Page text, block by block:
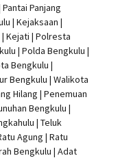
Panjang
| Kejaksaan |
| Kejati |Polresta
| Polda Bengkulu |
Bengkulu |
Bengkulu | Walikota
Hilang |Penemuan
Bengkulu |
| Teluk
Agung | Ratu
Bengkulu | Adat